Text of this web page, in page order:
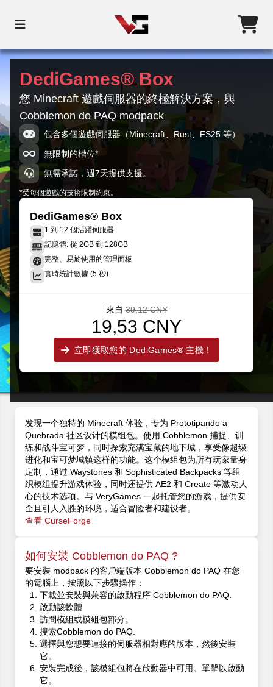
DediGames® Box
您 Minecraft 遊戲伺服器的終極解決方案，與
Cobblemon do PAQ modpack
包含多個遊戲伺服器（Minecraft、Rust、FS25 等）
無限制的槽位*
無需承諾，週7天提供支援。
*受每個遊戲的技術限制約束。
DediGames® Box
1 到 12 個活躍伺服器
記憶體: 從 2GB 到 128GB
完整、易於使用的管理面板
實時統計數據 (5 秒)
來自 39,12 CNY
19,53 CNY
立即獲取您的 DediGames® 主機！
发现一个独特的 Minecraft 体验，专为 Prototipando a
Quebrada 社区设计的模组包。使用 Cobblemon 捕捉、训
练和战斗宝可梦，同时探索充满宝藏的地下城，享受像超级
进化和宝可梦城镇这样的功能。这个模组包为所有玩家量身
定制，通过 Waystones 和 Sophisticated Backpacks 等组
织模组提升游戏体验，同时还提供 AE2 和 Create 等激动人
心的技术选项。与 VeryGames 一起托管您的游戏，提供安
全且引人入胜的环境，适合冒险者和建设者。
查看 CurseForge
如何安裝 Cobblemon do PAQ ?
要安裝 modpack 的客戶端版本 Cobblemon do PAQ 在您
的電腦上，按照以下步驟操作：
下載並安裝與兼容的啟動程序 Cobblemon do PAQ.
啟動該軟體
訪問模組或模組包部分。
搜索Cobblemon do PAQ.
選擇與您想要連接的伺服器相對應的版本，然後安裝
它。
安裝完成後，該模組包將在啟動器中可用。單擊以啟動
它。